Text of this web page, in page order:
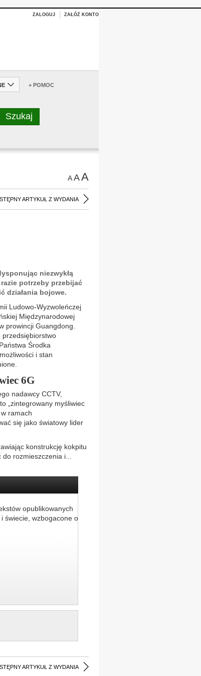
ZALOGUJ ZAŁÓŻ KONTO
+ POMOC
AAA
ARTYKUŁ Z WYDANIA
niezwykłą
potrzeby przebijać
działania bojowe.
Ludowo-Wyzwoleńczej
Międzynarodowej
prowincji Guangdong.
przedsiębiorstwo
Środka
i stan
6G
nadawcy CCTV,
„zintegrowany myśliwiec
ramach
się jako światowy lider
konstrukcję kokpitu
rozmieszczenia i...
opublikowanych
świecie, wzbogacone o
ARTYKUŁ Z WYDANIA